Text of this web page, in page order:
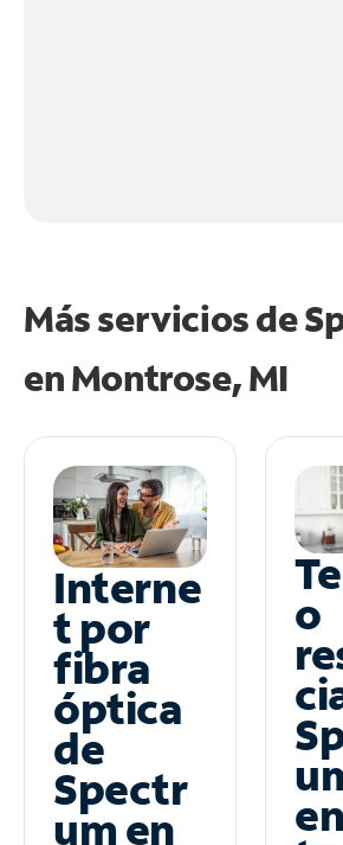
Más servicios de
enMontrose, MI
Interne
t por
fibra
óptica
de
Spectr
um en
o